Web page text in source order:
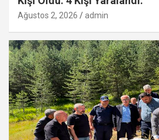
Ağustos 2, 2026 admin